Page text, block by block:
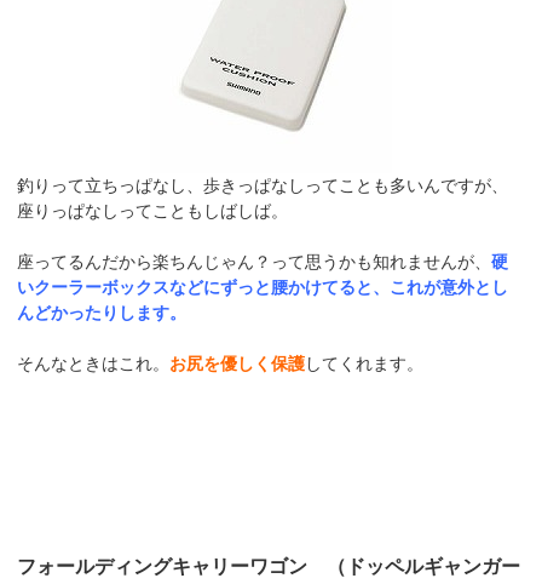
釣りって立ちっぱなし、歩きっぱなしってことも多いんですが、
座りっぱなしってこともしばしば。
座ってるんだから楽ちんじゃん？って思うかも知れませんが、硬
いクーラーボックスなどにずっと腰かけてると、これが意外とし
んどかったりします。
そんなときはこれ。 お尻を優しく保護してくれます。
フォールディングキャリーワゴン （ドッペルギャンガー